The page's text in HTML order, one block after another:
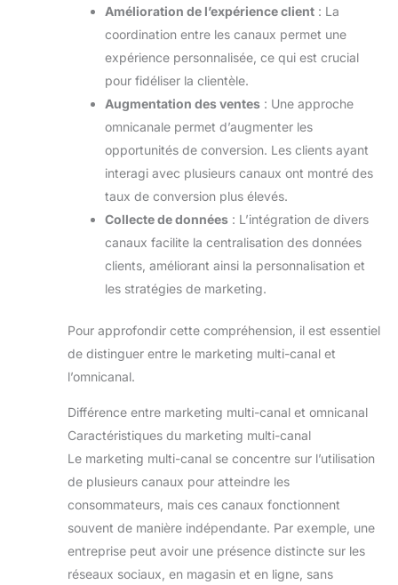
Amélioration de l’expérience client : La
coordination entre les canaux permet une
expérience personnalisée, ce qui est crucial
pour fidéliser la clientèle.
Augmentation des ventes : Une approche
omnicanale permet d’augmenter les
opportunités de conversion. Les clients ayant
interagi avec plusieurs canaux ont montré des
taux de conversion plus élevés.
Collecte de données : L’intégration de divers
canaux facilite la centralisation des données
clients, améliorant ainsi la personnalisation et
les stratégies de marketing.
Pour approfondir cette compréhension, il est essentiel
de distinguer entre le marketing multi-canal et
l’omnicanal.
Différence entre marketing multi-canal et omnicanal
Caractéristiques du marketing multi-canal
Le marketing multi-canal se concentre sur l’utilisation
de plusieurs canaux pour atteindre les
consommateurs, mais ces canaux fonctionnent
souvent de manière indépendante. Par exemple, une
entreprise peut avoir une présence distincte sur les
réseaux sociaux, en magasin et en ligne, sans